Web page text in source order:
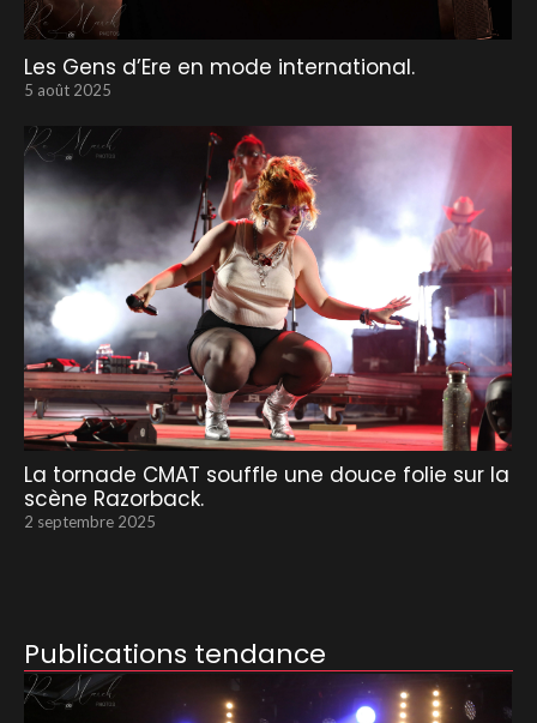
Les Gens d’Ere en mode international.
5 août 2025
La tornade CMAT souffle une douce folie sur la
scène Razorback.
2 septembre 2025
Publications tendance